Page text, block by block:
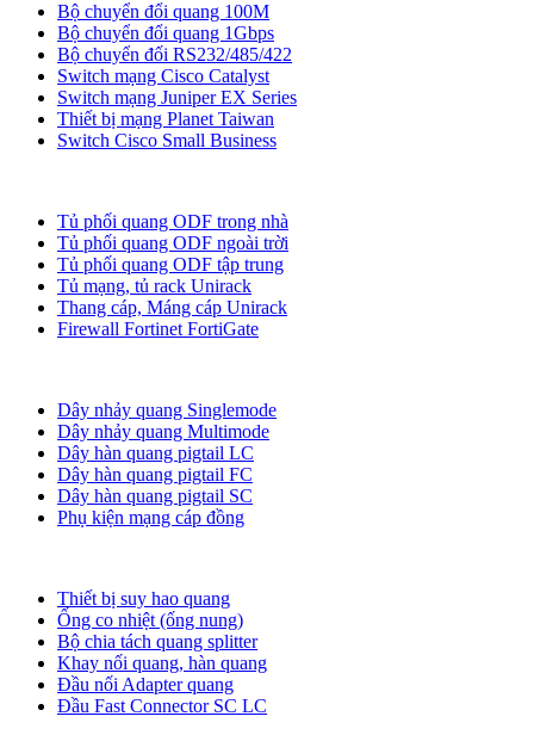
Bộ chuyển đổi quang 100M
Bộ chuyển đổi quang 1Gbps
Bộ chuyển đối RS232/485/422
Switch mạng Cisco Catalyst
Switch mạng Juniper EX Series
Thiết bị mạng Planet Taiwan
Switch Cisco Small Business
Tủ phối quang ODF trong nhà
Tủ phối quang ODF ngoài trời
Tủ phối quang ODF tập trung
Tủ mạng, tủ rack Unirack
Thang cáp, Máng cáp Unirack
Firewall Fortinet FortiGate
Dây nhảy quang Singlemode
Dây nhảy quang Multimode
Dây hàn quang pigtail LC
Dây hàn quang pigtail FC
Dây hàn quang pigtail SC
Phụ kiện mạng cáp đồng
Thiết bị suy hao quang
Ống co nhiệt (ống nung)
Bộ chia tách quang splitter
Khay nối quang, hàn quang
Đầu nối Adapter quang
Đầu Fast Connector SC LC